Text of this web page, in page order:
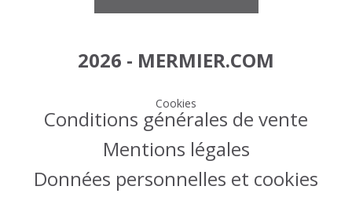
2026 - MERMIER.COM
Cookies
Conditions générales de vente
Mentions légales
Données personnelles et cookies